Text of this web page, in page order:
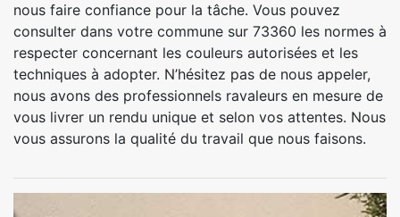
nous faire confiance pour la tâche. Vous pouvez
consulter dans votre commune sur 73360 les normes à
respecter concernant les couleurs autorisées et les
techniques à adopter. N’hésitez pas de nous appeler,
nous avons des professionnels ravaleurs en mesure de
vous livrer un rendu unique et selon vos attentes. Nous
vous assurons la qualité du travail que nous faisons.